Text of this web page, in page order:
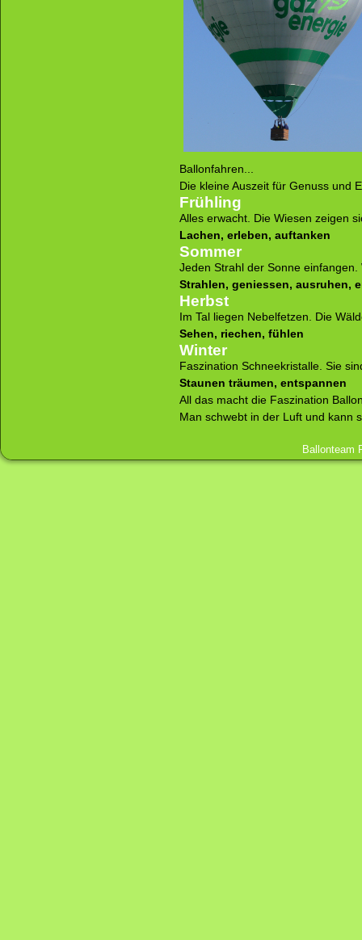
Ballonfahren...
Die kleine Auszeit für Genuss und
Frühling
Alles erwacht. Die Wiesen zeigen
Lachen, erleben, auftanken
Sommer
Jeden Strahl der Sonne einfangen.
Strahlen, geniessen, ausruhen,
Herbst
Im Tal liegen Nebelfetzen. Die
Sehen, riechen, fühlen
Winter
Faszination Schneekristalle. Sie
Staunen träumen, entspannen
All das macht die Faszination
Man schwebt in der Luft und kann
Ballonteam